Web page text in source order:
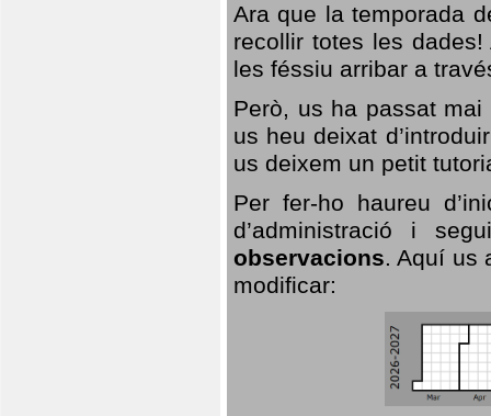
Ara que la temporada
recollir totes les
les féssiu arribar a
Però, us ha passat
us heu deixat
us deixem un petit
Per fer-ho haureu
d’administració i
observacions. Aquí us
modificar: